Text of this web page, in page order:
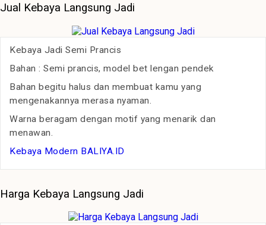
Jual Kebaya Langsung Jadi
Kebaya Jadi Semi Prancis
Bahan : Semi prancis, model bet lengan pendek
Bahan begitu halus dan membuat kamu yang
mengenakannya merasa nyaman.
Warna beragam dengan motif yang menarik dan
menawan.
Kebaya Modern BALIYA.ID
Harga Kebaya Langsung Jadi